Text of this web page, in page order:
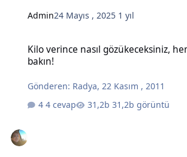
Admin24 Mayıs , 2025 1 yıl
Kilo verince nasıl gözükeceksiniz,
bakın!
Gönderen: Radya, 22 Kasım , 2011
4 cevap
31,2b görüntü